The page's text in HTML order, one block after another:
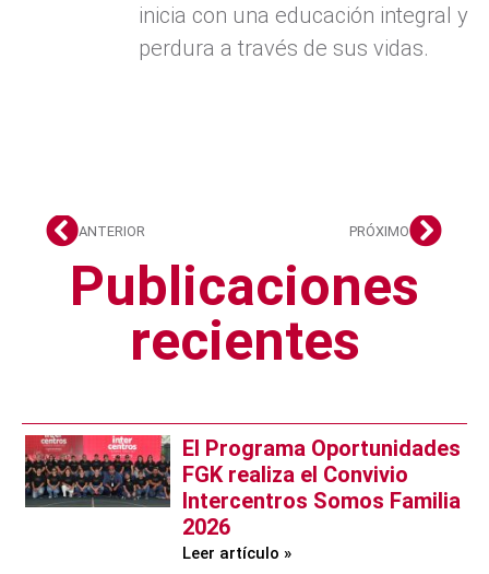
inicia con una educación integral y
perdura a través de sus vidas.
ANTERIOR PRÓXIMO
Publicaciones
recientes
El Programa Oportunidades
FGK realiza el Convivio
Intercentros Somos Familia
2026
Leer artículo »